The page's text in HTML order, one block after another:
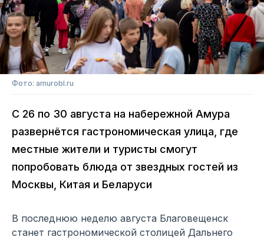
Фото: amurobl.ru
С 26 по 30 августа на набережной Амура
развернётся гастрономическая улица, где
местные жители и туристы смогут
попробовать блюда от звездных гостей из
Москвы, Китая и Беларуси
В последнюю неделю августа Благовещенск
станет гастрономической столицей Дальнего